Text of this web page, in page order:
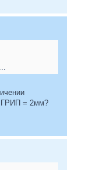
ГРИП = 2мм?